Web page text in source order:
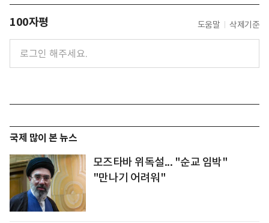
100자평 도움말 삭제기준
국제 많이 본 뉴스
모즈타바 위독설... "순교 임박"
"만나기 어려워"